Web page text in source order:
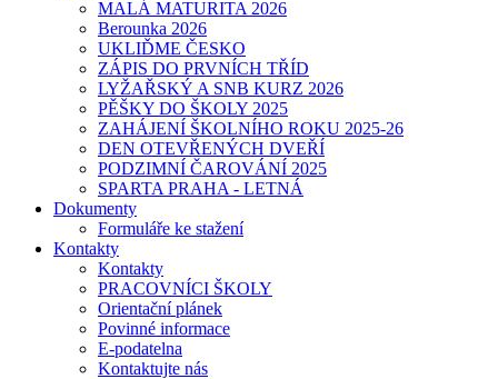
MALÁ MATURITA 2026
Berounka 2026
UKLIĎME ČESKO
ZÁPIS DO PRVNÍCH TŘÍD
LYŽAŘSKÝ A SNB KURZ 2026
PĚŠKY DO ŠKOLY 2025
ZAHÁJENÍ ŠKOLNÍHO ROKU 2025-26
DEN OTEVŘENÝCH DVEŘÍ
PODZIMNÍ ČAROVÁNÍ 2025
SPARTA PRAHA - LETNÁ
Dokumenty
Formuláře ke stažení
Kontakty
Kontakty
PRACOVNÍCI ŠKOLY
Orientační plánek
Povinné informace
E-podatelna
Kontaktujte nás